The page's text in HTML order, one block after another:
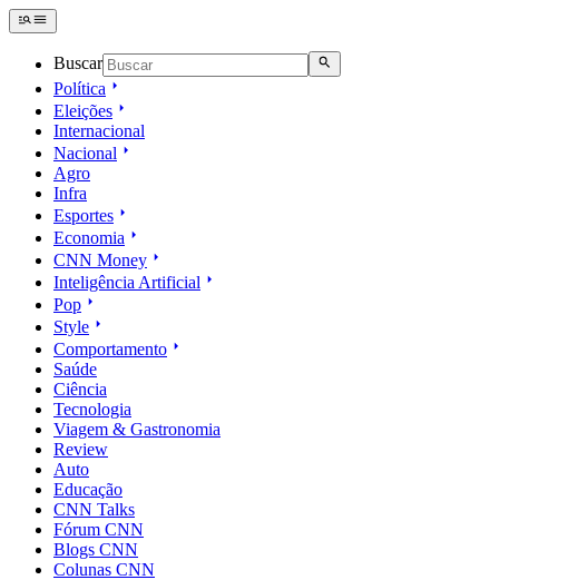
Buscar
Política
Eleições
Internacional
Nacional
Agro
Infra
Esportes
Economia
CNN Money
Inteligência Artificial
Pop
Style
Comportamento
Saúde
Ciência
Tecnologia
Viagem & Gastronomia
Review
Auto
Educação
CNN Talks
Fórum CNN
Blogs CNN
Colunas CNN